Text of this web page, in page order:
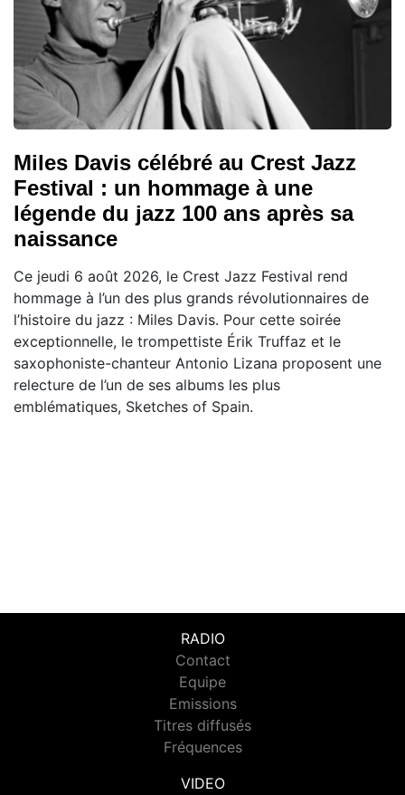
Miles Davis célébré au Crest Jazz
Festival : un hommage à une
légende du jazz 100 ans après sa
naissance
Ce jeudi 6 août 2026, le Crest Jazz Festival rend
hommage à l’un des plus grands révolutionnaires de
l’histoire du jazz : Miles Davis. Pour cette soirée
exceptionnelle, le trompettiste Érik Truffaz et le
saxophoniste-chanteur Antonio Lizana proposent une
relecture de l’un de ses albums les plus
emblématiques, Sketches of Spain.
RADIO
Contact
Equipe
Emissions
Titres diffusés
Fréquences
VIDEO